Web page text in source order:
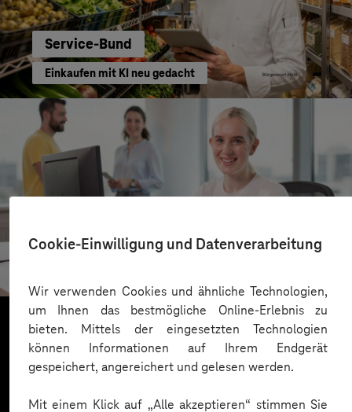
Cookie-Einwilligung und Datenverarbeitung
Wir verwenden Cookies und ähnliche Technologien,
um Ihnen das bestmögliche Online-Erlebnis zu
bieten. Mittels der eingesetzten Technologien
können Informationen auf Ihrem Endgerät
gespeichert, angereichert und gelesen werden.
Mit einem Klick auf „Alle akzeptieren“ stimmen Sie
Service-Bund
Einkaufen mit KI neu gedacht
Kreis Bergstraße
Mehr laden